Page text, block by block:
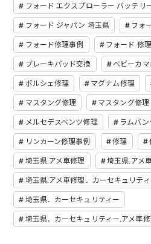
フォード エクスプローラー バッテリ
フォード ジャパン 埼玉県 フォ
フォード修理事例 フォード 修
ブレーキパッド交換 ベビーカ
ポルシェ修理 マグナム修理
マスタング修理 マスタング修
メルセデスベンツ修理 ラムバ
リンカーン修理事例 修理
埼玉県.アメ車修理 埼玉県.アメ
埼玉県.アメ車修理．カーセキュリテ
埼玉県．カーセキュリティー
埼玉県．カーセキュリティー.アメ車